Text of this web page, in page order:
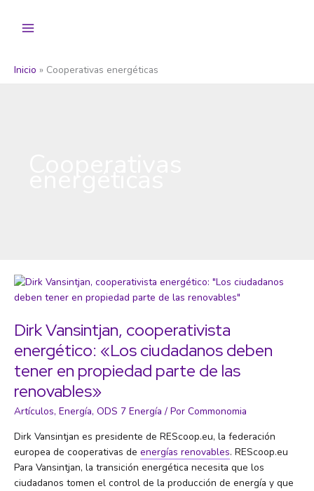
Inicio Cooperativas energéticas
Dirk Vansintjan, cooperativista
energético: «Los ciudadanos deben
tener en propiedad parte de las
renovables»
Artículos, Energía, ODS 7 Energía / Por Commonomia
Dirk Vansintjan es presidente de REScoop.eu, la federación
europea de cooperativas de energías renovables. REScoop.eu
Para Vansintjan, la transición energética necesita que los
ciudadanos tomen el control de la producción de energía y que